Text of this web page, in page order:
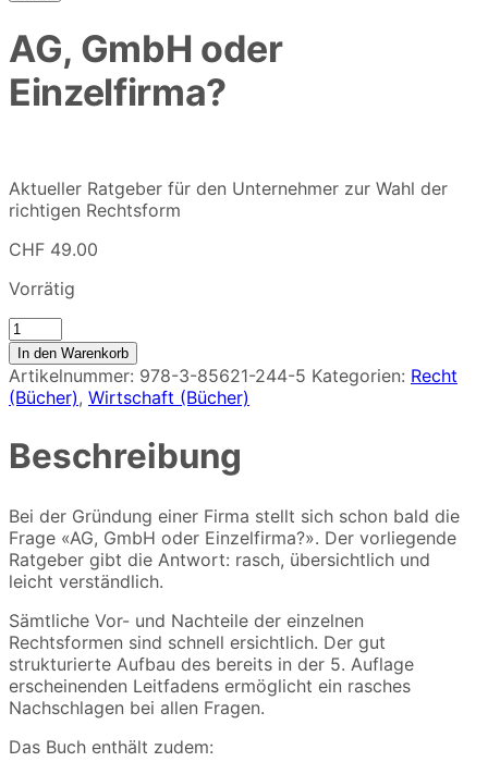
AG, GmbH oder
Einzelfirma?
Aktueller Ratgeber für den Unternehmer zur Wahl der
richtigen Rechtsform
CHF 49.00
Vorrätig
AG,
GmbH
oder
Einzelfirma?
In den Warenkorb
Artikelnummer: 978-3-85621-244-5 Kategorien: Recht
(Bücher), Wirtschaft (Bücher)
Beschreibung
Bei der Gründung einer Firma stellt sich schon bald die
Frage «AG, GmbH oder Einzelfirma?». Der vorliegende
Ratgeber gibt die Antwort: rasch, übersichtlich und
leicht verständlich.
Sämtliche Vor- und Nachteile der einzelnen
Rechtsformen sind schnell ersichtlich. Der gut
strukturierte Aufbau des bereits in der 5. Auflage
erscheinenden Leitfadens ermöglicht ein rasches
Nachschlagen bei allen Fragen.
Das Buch enthält zudem: